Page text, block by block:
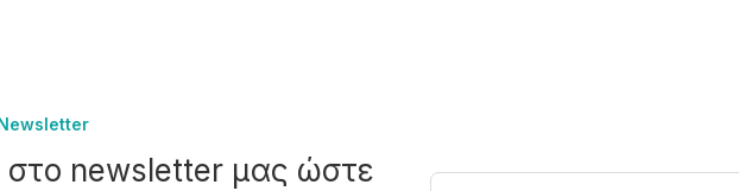
newsletter μας ώστε